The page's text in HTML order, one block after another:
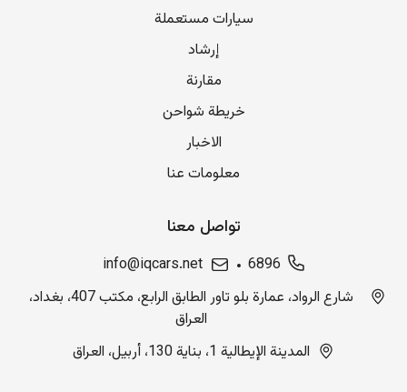
سيارات مستعملة
إرشاد
مقارنة
خريطة شواحن
الاخبار
معلومات عنا
تواصل معنا
6896
info@iqcars.net
شارع الرواد، عمارة بلو تاور الطابق الرابع، مكتب 407، بغداد،
العراق
المدينة الإيطالية 1، بناية 130، أربيل، العراق